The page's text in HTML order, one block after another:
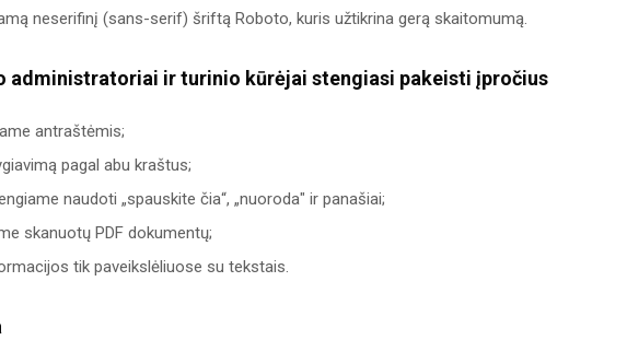
neserifinį (sans-serif) šriftą Roboto, kuris užtikrina gerą skaitomumą.
administratoriai ir turinio kūrėjai stengiasi pakeisti įpročius
antraštėmis;
pagal abu kraštus;
naudoti „spauskite čia“, „nuoroda" ir panašiai;
skanuotų PDF dokumentų;
tik paveikslėliuose su tekstais.